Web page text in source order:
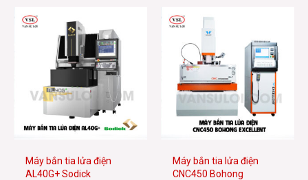
Máy bắn tia lửa điện
AL40G+ Sodick
Máy bắn tia lửa điện
CNC450 Bohong